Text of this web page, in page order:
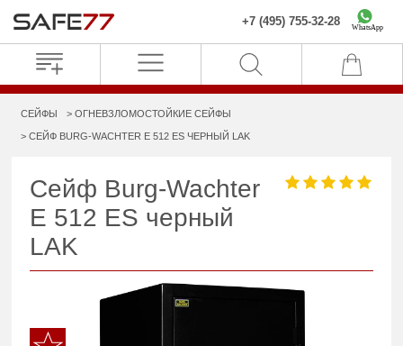
+7 (495) 755-32-28 WhatsApp
СЕЙФЫ ОГНЕВЗЛОМОСТОЙКИЕ СЕЙФЫ
СЕЙФ BURG-WACHTER E 512 ES ЧЕРНЫЙ LAK
Сейф Burg-Wachter
E 512 ES черный
LAK